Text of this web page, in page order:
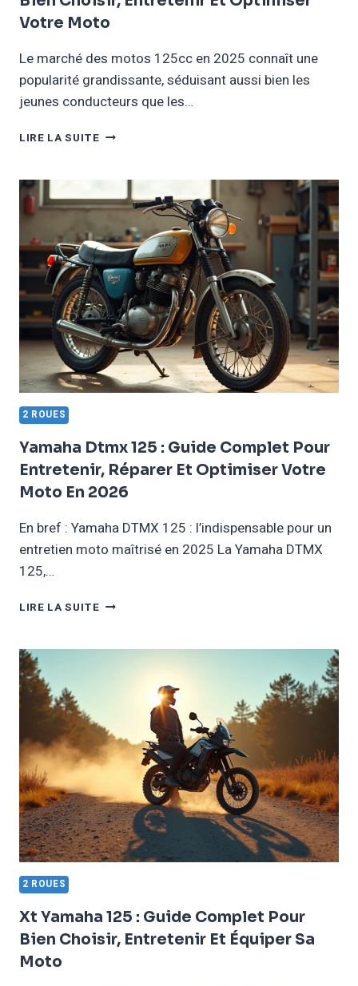
Votre Moto
Le marché des motos 125cc en 2025 connaît une
popularité grandissante, séduisant aussi bien les
jeunes conducteurs que les…
LIRE LA SUITEYAMAHA
:
GUIDE
COMPLET
POUR
BIEN
CHOISIR,
ENTRETENIR
ET
OPTIMISER
VOTRE
MOTO
2 ROUES
Yamaha Dtmx 125 : Guide Complet Pour
Entretenir, Réparer Et Optimiser Votre
Moto En 2026
En bref : Yamaha DTMX 125 : l’indispensable pour un
entretien moto maîtrisé en 2025 La Yamaha DTMX
125,…
LIRE LA SUITEYAMAHA
:
COMPLET
ENTRETENIR,
RÉPARER
ET
OPTIMISER
MOTO
EN
2026
2 ROUES
Xt Yamaha 125 : Guide Complet Pour
Bien Choisir, Entretenir Et Équiper Sa
Moto